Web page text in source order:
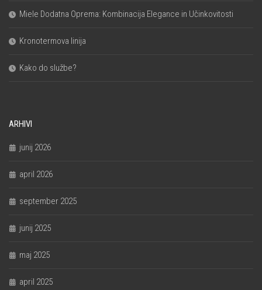
Miele Dodatna Oprema: Kombinacija Elegance in Učinkovitosti
Kronotermova linija
Kako do službe?
ARHIVI
junij 2026
april 2026
september 2025
junij 2025
maj 2025
april 2025